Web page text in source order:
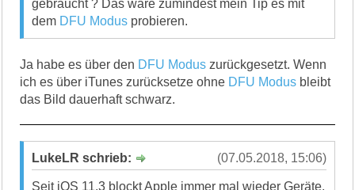
gebraucht ? Das wäre zumindest mein Tip es mit
dem DFU Modus probieren.
Ja habe es über den DFU Modus zurückgesetzt. Wenn
ich es über iTunes zurücksetze ohne DFU Modus bleibt
das Bild dauerhaft schwarz.
(07.05.2018, 15:06)
LukeLR schrieb:
Seit iOS 11.3 blockt Apple immer mal wieder Geräte,